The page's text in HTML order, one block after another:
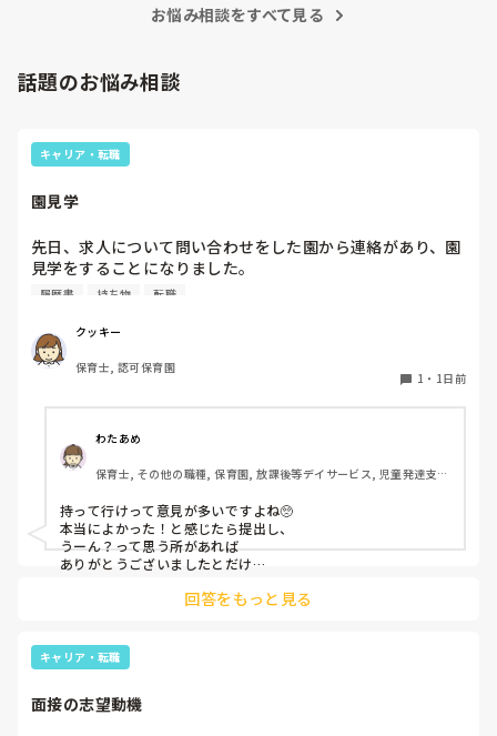
お悩み相談をすべて見る
話題のお悩み相談
キャリア・転職
園見学
先日、求人について問い合わせをした園から連絡があり、園
見学をすることになりました。
私としては求人に応募したという認識ですが、『園見学をご
問しましたが、見学なので特にありませんとのこと
このような場合は本当に見学だけで終了なのでしょうか？
でしょうか？
履歴書 持ち物 転職
クッキー
保育士, 認可保育園
1 ・ 1日前
わたあめ
保育士, その他の職種, 保育園, 放課後等デイサービス, 児童発達支援
持って行けって意見が多いですよね🥺
本当によかった！と感じたら提出し、
うーん？って思う所があれば
ありがとうございましたとだけ
回答をもっと見る
キャリア・転職
面接の志望動機